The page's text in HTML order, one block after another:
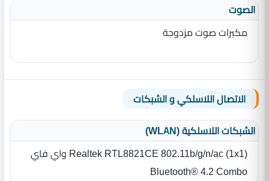
الصوت
مكبرات صوت مزدوجة
الاتصال اللاسلكي و الشبكات
الشبكات اللاسلكية (WLAN)
Realtek RTL8821CE 802.11b/g/n/ac (1x1) واي فاي
Bluetooth® 4.2 Combo